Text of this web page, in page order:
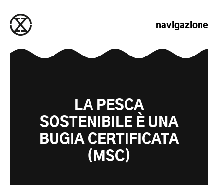
navigazione
LA PESCA
SOSTENIBILE È UNA
BUGIA CERTIFICATA
(MSC)